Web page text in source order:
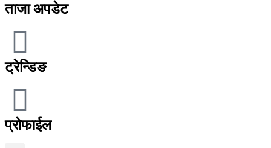
ताजा अपडेट
ट्रेन्डिङ
प्रोफाईल